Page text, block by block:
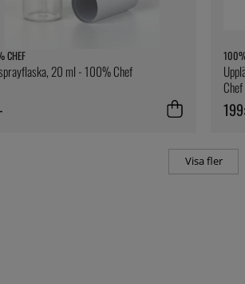
CHEF
20 ml - 100% Chef
Visa fler